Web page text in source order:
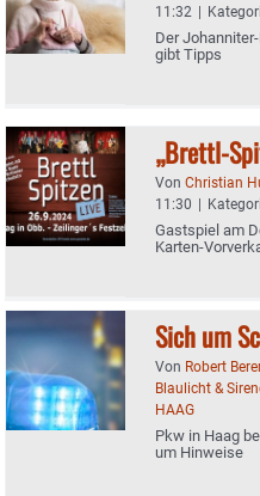
11:32 |
Der
gibt Tipps
„Brettl-
Von Christian
11:30 |
Gastspiel am
Karten-
Sich um
Von Robert
Blaulicht &
HAAG
Pkw in Haag
um Hinweise